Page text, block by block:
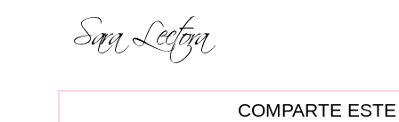
COMPARTE